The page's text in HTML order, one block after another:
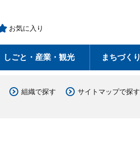
お気に入り
しごと・産業・観光 まちづくり
組織で探す サイトマップで探す